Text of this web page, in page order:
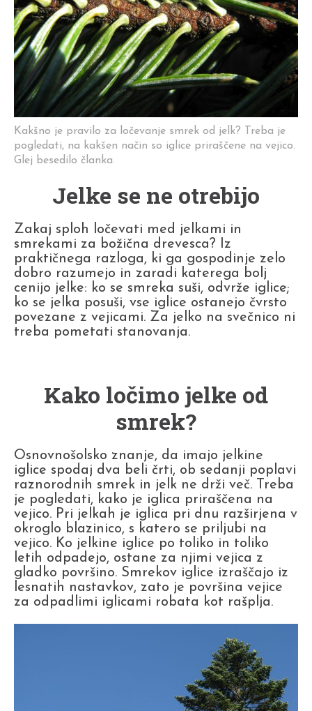
Kakšno je pravilo za ločevanje smrek od jelk? Treba je
pogledati, na kakšen način so iglice priraščene na vejico.
Glej besedilo članka.
Jelke se ne otrebijo
Zakaj sploh ločevati med jelkami in
smrekami za božična drevesca? Iz
praktičnega razloga, ki ga gospodinje zelo
dobro razumejo in zaradi katerega bolj
cenijo jelke: ko se smreka suši, odvrže iglice;
ko se jelka posuši, vse iglice ostanejo čvrsto
povezane z vejicami. Za jelko na svečnico ni
treba pometati stanovanja.
Kako ločimo jelke od
smrek?
Osnovnošolsko znanje, da imajo jelkine
iglice spodaj dva beli črti, ob sedanji poplavi
raznorodnih smrek in jelk ne drži več. Treba
je pogledati, kako je iglica priraščena na
vejico. Pri jelkah je iglica pri dnu razširjena v
okroglo blazinico, s katero se priljubi na
vejico. Ko jelkine iglice po toliko in toliko
letih odpadejo, ostane za njimi vejica z
gladko površino. Smrekov iglice izraščajo iz
lesnatih nastavkov, zato je površina vejice
za odpadlimi iglicami robata kot rašplja.